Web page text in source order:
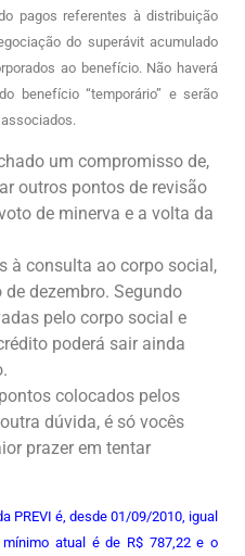
pagos referentes à distribuição
do superávit acumulado
ao benefício. Não haverá
benefício “temporário” e serão
um compromisso de,
outros pontos de revisão
de minerva e a volta da
à consulta ao corpo social,
dezembro. Segundo
pelo corpo social e
poderá sair ainda
colocados pelos
dúvida, é só vocês
prazer em tentar
PREVI é, desde 01/09/2010, igual
atual é de R$ 787,22 e o